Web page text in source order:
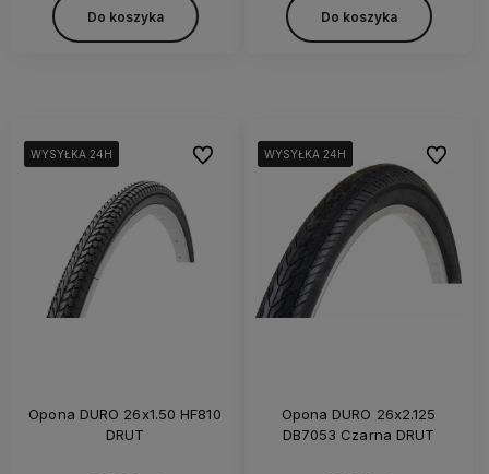
Do koszyka Do koszyka
WYSYŁKA 24H
WYSYŁKA 24H
WYSYŁKA 24H
WYSYŁKA 24H
Opona DURO 26x1.50 HF810
DRUT
Do ulubionychWYSYŁKA 24H
WYSYŁKA 24H
WYSYŁKA 24H
WYSYŁKA 24H
Opona DURO 26x2.125
DB7053 Czarna DRUT
Do